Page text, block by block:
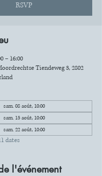
RSVP
– 16:00
Tiendeweg 3, 2802
sam. 08 août, 10:00
sam. 15 août, 10:00
sam. 22 août, 10:00
dates
l'événement